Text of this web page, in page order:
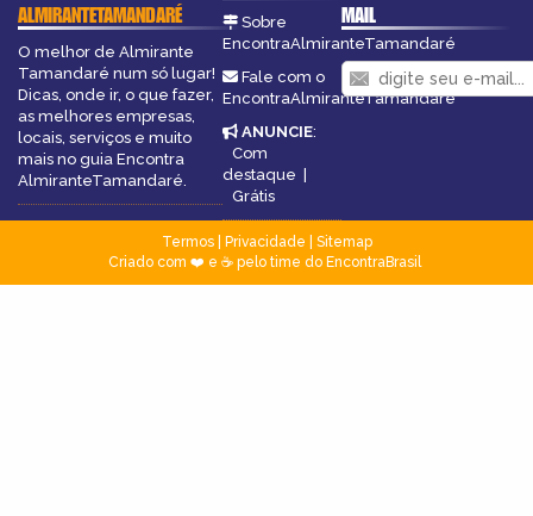
ALMIRANTETAMANDARÉ
O melhor de Almirante
Tamandaré num só lugar!
Dicas, onde ir, o que fazer,
as melhores empresas,
locais, serviços e muito
mais no guia Encontra
AlmiranteTamandaré.
Sobre
EncontraAlmiranteTamandaré
Fale com o
EncontraAlmiranteTamandaré
ANUNCIE:
Com
destaque |
Grátis
MAIL
Termos| Privacidade
Sitemap
Criado com ❤️ e ☕ pelo time do EncontraBrasil